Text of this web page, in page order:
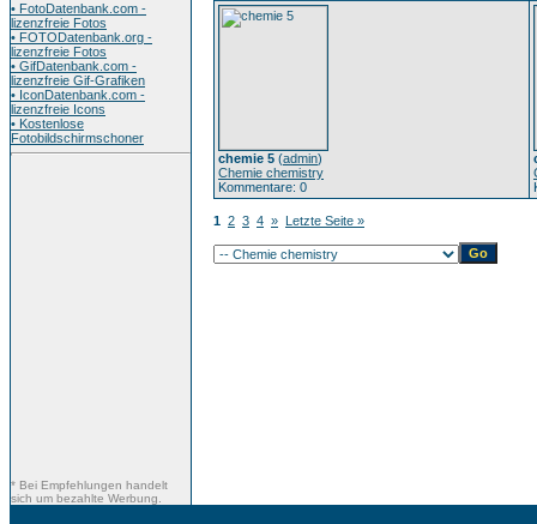
• FotoDatenbank.com -
lizenzfreie Fotos
• FOTODatenbank.org -
lizenzfreie Fotos
• GifDatenbank.com -
lizenzfreie Gif-Grafiken
• IconDatenbank.com -
lizenzfreie Icons
• Kostenlose
Fotobildschirmschoner
* Bei Empfehlungen handelt
sich um bezahlte Werbung.
chemie 5 (admin)
Chemie chemistry
Kommentare: 0
1 2 3 4 » Letzte Seite »